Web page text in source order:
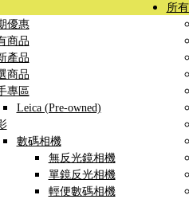
優惠
商品
產品
商品
專區
Leica (Pre-owned)
數碼相機
無反光鏡相機
單鏡反光相機
輕便數碼相機
所